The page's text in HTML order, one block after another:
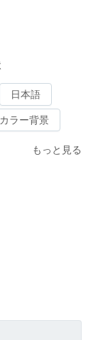
日本語
カラー背景
もっと見る